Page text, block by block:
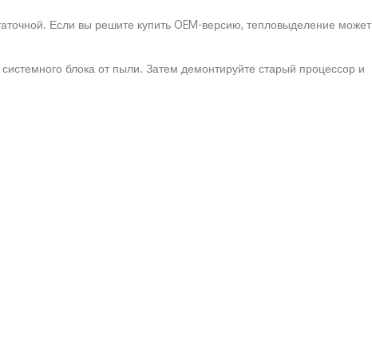
Если вы решите купить OEM-версию, тепловыделение может
блока от пыли. Затем демонтируйте старый процессор и